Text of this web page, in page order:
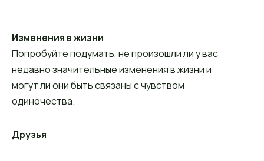
Изменения в жизни
Попробуйте подумать, не произошли ли у вас
недавно значительные изменения в жизни и
могут ли они быть связаны с чувством
одиночества.
Друзья